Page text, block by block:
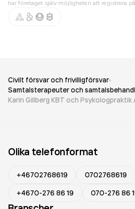
har företaget själv möjligheten att registrera
Civilt försvar och frivilligförsvar
Samtalsterapeuter och
Karin Gillberg KBT och Psykologpraktik
Olika telefonformat
+46702768619 0702768619
+4670-276 86 19
070-276 86